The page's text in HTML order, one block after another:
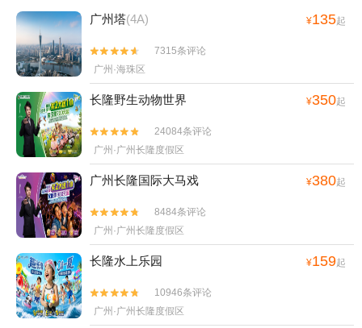
广州塔(4A) ¥135起


7315条评论
广州·海珠区
长隆野生动物世界 ¥350起


24084条评论
广州·广州长隆度假区
广州长隆国际大马戏 ¥380起


8484条评论
广州·广州长隆度假区
长隆水上乐园 ¥159起


10946条评论
广州·广州长隆度假区